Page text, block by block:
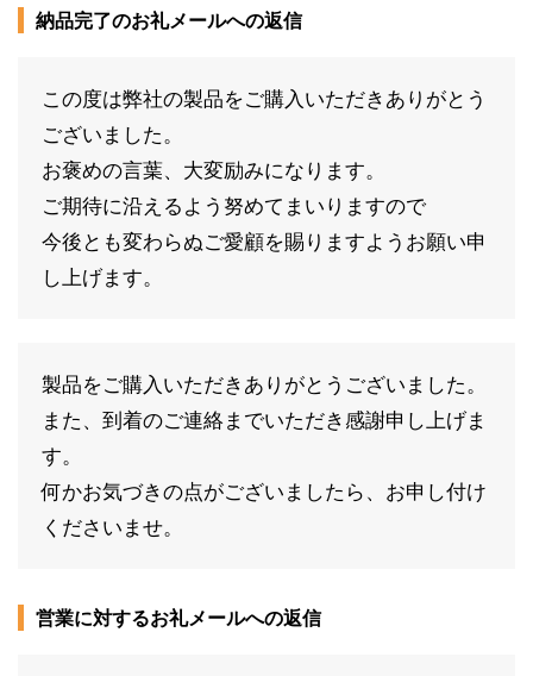
納品完了のお礼メールへの返信
この度は弊社の製品をご購入いただきありがとう
ございました。
お褒めの言葉、大変励みになります。
ご期待に沿えるよう努めてまいりますので
今後とも変わらぬご愛顧を賜りますようお願い申
し上げます。
製品をご購入いただきありがとうございました。
また、到着のご連絡までいただき感謝申し上げま
す。
何かお気づきの点がございましたら、お申し付け
くださいませ。
営業に対するお礼メールへの返信